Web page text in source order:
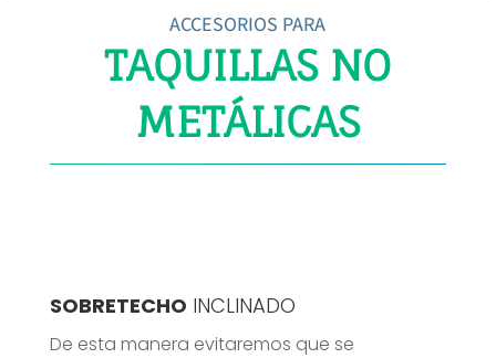
ACCESORIOS PARA
TAQUILLAS NO
METÁLICAS
SOBRETECHO INCLINADO
De esta manera evitaremos que se